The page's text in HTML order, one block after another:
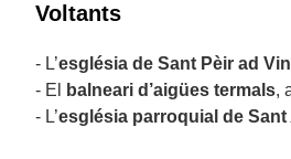
Voltants
- L’església de Sant Pèir ad
- El
balneari d’aigües termals,
- L’església parroquial de Sant